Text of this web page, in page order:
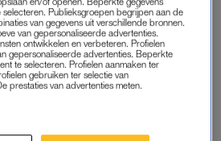
een smeekbede aan de
De voetbalster is verbijsterd en gaat
Publieksgroepen begrijpen aan de
van gegevens uit verschillende bronnen.
van gepersonaliseerde advertenties.
ontwikkelen en verbeteren. Profielen
gepersonaliseerde advertenties. Beperkte
te selecteren. Profielen aanmaken ter
gebruiken ter selectie van
prestaties van advertenties meten.